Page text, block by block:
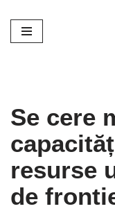
Sari
Se cere
resurse
de